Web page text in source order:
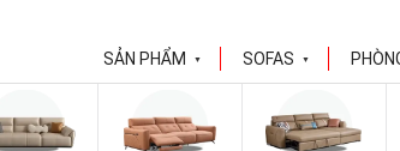
SẢN PHẨM ▼ SOFAS ▼